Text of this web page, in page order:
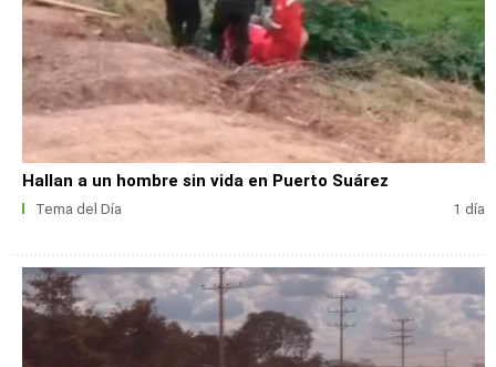
Hallan a un hombre sin vida en Puerto Suárez
Tema del Día 1 día